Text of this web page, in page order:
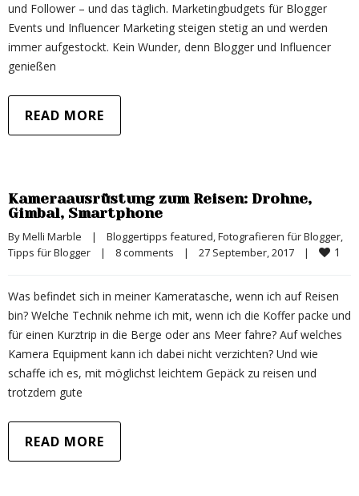
und Follower – und das täglich. Marketingbudgets für Blogger
Events und Influencer Marketing steigen stetig an und werden
immer aufgestockt. Kein Wunder, denn Blogger und Influencer
genießen
READ MORE
Kameraausrüstung zum Reisen: Drohne,
Gimbal, Smartphone
By Melli Marble | Bloggertipps featured, Fotografieren für Blogger
Tipps für Blogger
| 8 comments | 27 September, 2017 | 1
Was befindet sich in meiner Kameratasche, wenn ich auf Reisen
bin? Welche Technik nehme ich mit, wenn ich die Koffer packe und
für einen Kurztrip in die Berge oder ans Meer fahre? Auf welches
Kamera Equipment kann ich dabei nicht verzichten? Und wie
schaffe ich es, mit möglichst leichtem Gepäck zu reisen und
trotzdem gute
READ MORE